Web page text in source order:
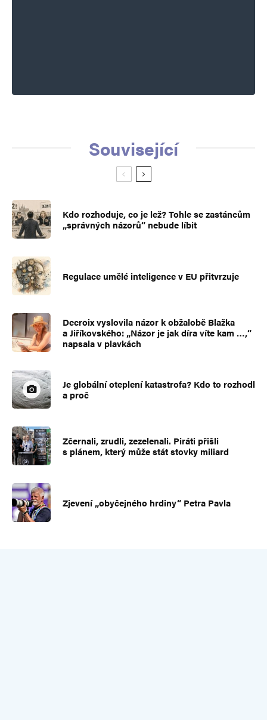
Související
Kdo rozhoduje, co je lež? Tohle se zastáncům
„správných názorů“ nebude líbit
Regulace umělé inteligence v EU přitvrzuje
Decroix vyslovila názor k obžalobě Blažka
a Jiříkovského: „Názor je jak díra víte kam …,“
napsala v plavkách
Je globální oteplení katastrofa? Kdo to rozhodl
a proč
Zčernali, zrudli, zezelenali. Piráti přišli
s plánem, který může stát stovky miliard
Zjevení „obyčejného hrdiny“ Petra Pavla